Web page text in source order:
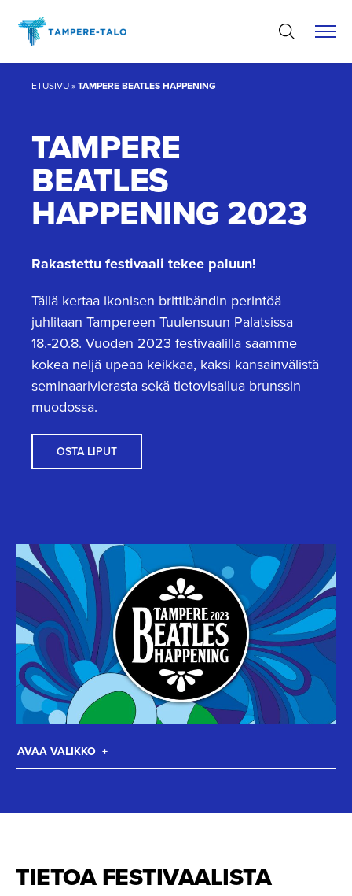
sisältöön
ETUSIVU»TAMPERE BEATLES HAPPENING
TAMPERE
BEATLES
HAPPENING 2023
Rakastettu festivaali tekee paluun!
Tällä kertaa ikonisen brittibändin perintöä
juhlitaan Tampereen Tuulensuun Palatsissa
18.-20.8. Vuoden 2023 festivaalilla saamme
kokea neljä upeaa keikkaa, kaksi kansainvälistä
seminaarivierasta sekä tietovisailua brunssin
muodossa.
OSTA LIPUT
AVAA VALIKKO
TIETOA FESTIVAALISTA